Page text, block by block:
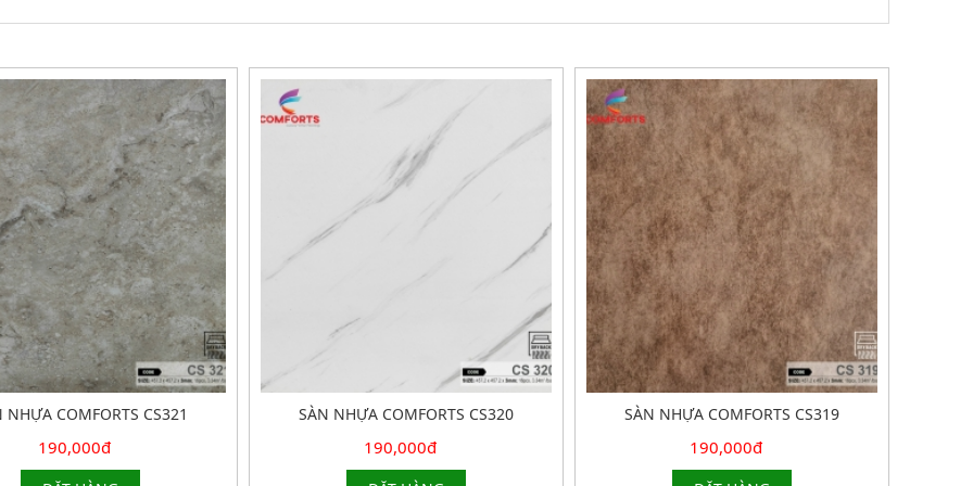
NHỰA COMFORTS CS321
190,000đ
SÀN NHỰA COMFORTS CS320
190,000đ
SÀN NHỰA COMFORTS CS319
190,000đ